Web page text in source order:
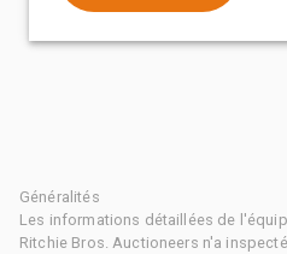
Généralités
Les informations détaillées de
Ritchie Bros. Auctioneers n'a